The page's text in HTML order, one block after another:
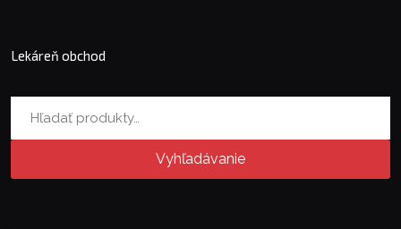
Lekáreň obchod
Vyhľadávanie